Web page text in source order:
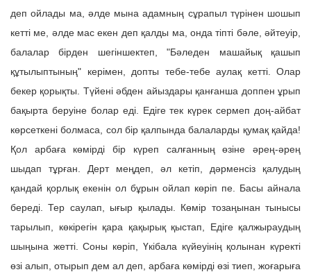
деп ойлады ма, әлде мына адамның сұрапыл түрінен шошып
кетті ме, әлде мас екен деп қалды ма, онда тіпті бәле, әйтеуір,
балалар бірден шегіншектеп, "Бәледен машайық қашып
құтылыптының" керімен, допты тебе-тебе аулақ кетті. Олар
бекер қорықты. Түйені әбден айыздары қанғанша доппен ұрып
бақырта беруіне болар еді. Едіге тек күрек сермеп доң-айбат
көрсеткені болмаса, сол бір қалпында балаларды қумақ қайда!
Қол арбаға көмірді бір күреп салғанның өзіне әрең-әрең
шыдап тұрған. Дерт меңдеп, әл кетіп, дәрменсіз қалудың
қандай қорлық екенін ол бұрын ойлап көріп пе. Басы айнала
береді. Тер саулап, ығыр қылады. Көмір тозаңынан тынысы
тарылып, көкірегін қара қақырық қыстап, Едіге қалжыраудың
шыңына жетті. Соны көріп, Үкібала күйеуінің қолынан күректі
өзі алып, отырып дем ал деп, арбаға көмірді өзі тиеп, жоғарыға